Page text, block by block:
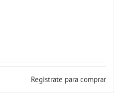
Registrate para comprar